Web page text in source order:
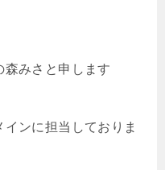
みさと申します
ンに担当しておりま